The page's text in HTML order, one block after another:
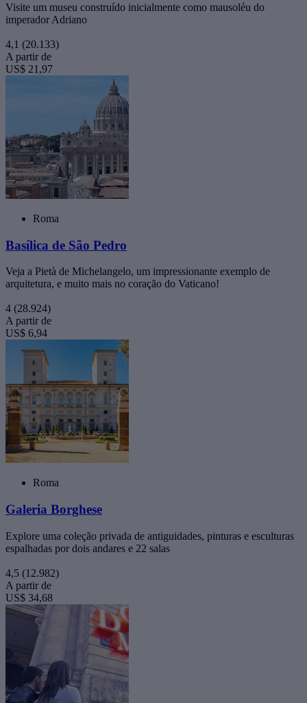
Visite um museu construído inicialmente como mausoléu do
imperador Adriano
4,1 (20.133)
A partir de
US$ 21,97
Roma
Basílica de São Pedro
Veja a Pietà de Michelangelo, um impressionante exemplo de
arquitetura, e muito mais no coração do Vaticano!
4 (28.924)
A partir de
US$ 6,94
Roma
Galeria Borghese
Explore uma coleção privada de antiguidades, pinturas e esculturas
espalhadas por dois andares e 22 salas
4,5 (12.982)
A partir de
US$ 34,68